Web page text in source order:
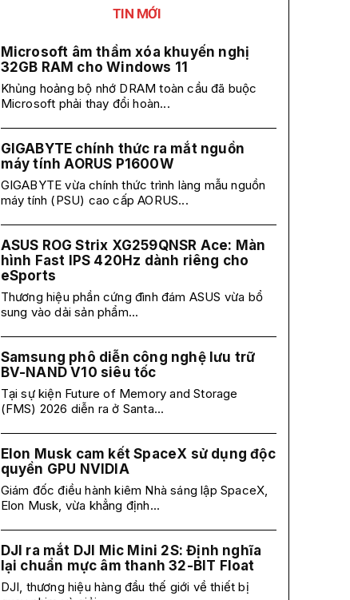
TIN MỚI
Microsoft âm thầm xóa khuyến nghị
32GB RAM cho Windows 11
Khủng hoảng bộ nhớ DRAM toàn cầu đã buộc
Microsoft phải thay đổi hoàn...
GIGABYTE chính thức ra mắt nguồn
máy tính AORUS P1600W
GIGABYTE vừa chính thức trình làng mẫu nguồn
máy tính (PSU) cao cấp AORUS...
ASUS ROG Strix XG259QNSR Ace: Màn
hình Fast IPS 420Hz dành riêng cho
eSports
Thương hiệu phần cứng đình đám ASUS vừa bổ
sung vào dải sản phẩm...
Samsung phô diễn công nghệ lưu trữ
BV-NAND V10 siêu tốc
Tại sự kiện Future of Memory and Storage
(FMS) 2026 diễn ra ở Santa...
Elon Musk cam kết SpaceX sử dụng độc
quyền GPU NVIDIA
Giám đốc điều hành kiêm Nhà sáng lập SpaceX,
Elon Musk, vừa khẳng định...
DJI ra mắt DJI Mic Mini 2S: Định nghĩa
lại chuẩn mực âm thanh 32-BIT Float
DJI, thương hiệu hàng đầu thế giới về thiết bị